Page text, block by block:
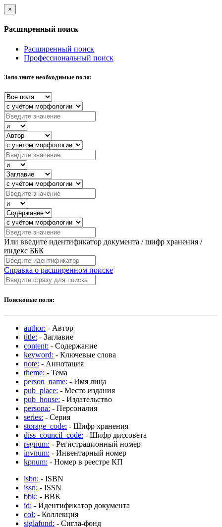
×
Расширенный поиск
Расширенный поиск
Профессиональный поиск
Заполните необходимые поля:
Или введите идентификатор документа / шифр хранения /
индекс ББК
Справка о расширенном поиске
Поисковые поля:
author: - Автор
title: - Заглавие
content: - Содержание
keyword: - Ключевые слова
note: - Аннотация
theme: - Тема
person_name: - Имя лица
pub_place: - Место издания
pub_house: - Издательство
persona: - Персоналия
series: - Серия
storage_code: - Шифр хранения
diss_council_code: - Шифр диссовета
regnum: - Регистрационный номер
invnum: - Инвентарный номер
kpnum: - Номер в реестре КП
isbn: - ISBN
issn: - ISSN
bbk: - BBK
id: - Идентификатор документа
col: - Коллекция
siglafund: - Сигла-фонд